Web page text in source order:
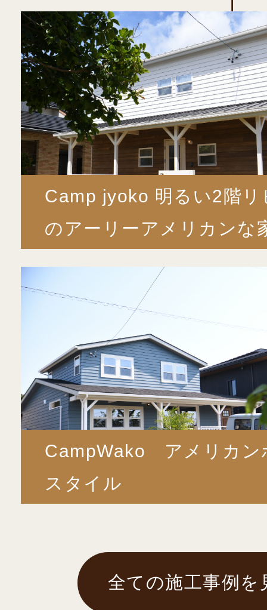
Camp jyoko 明るい2階リ
のアーリーアメリカンな
CampWako アメリカン
スタイル
全ての施工事例を